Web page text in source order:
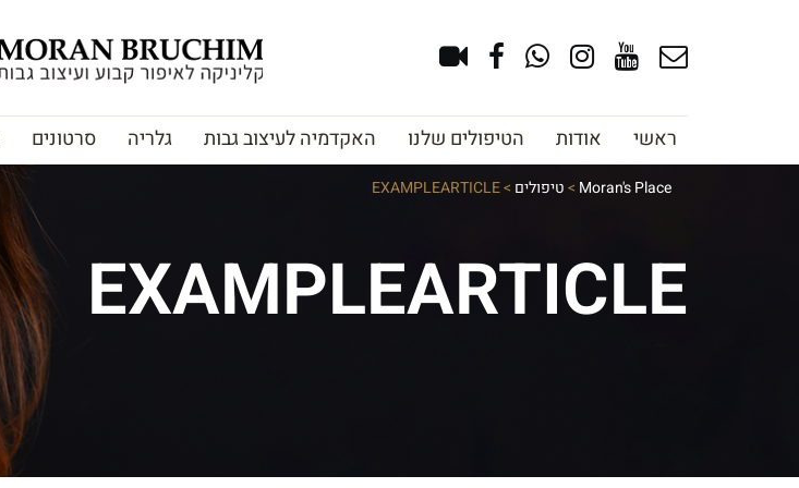
ראשי אודות הטיפולים שלנו האקדמיה לעיצוב גבות גלריה סרטונים
Moran's Place
>טיפולים >
EXAMPLEARTICLE
EXAMPLEARTICLE